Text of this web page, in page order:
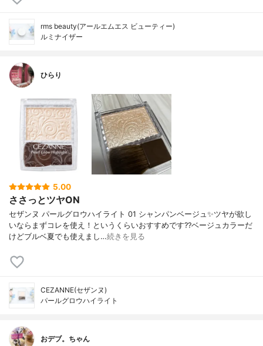
rms beauty(アールエムエス ビューティー)
ルミナイザー
ひらり
5.00
ささっとツヤON
セザンヌ パールグロウハイライト 01 シャンパンベージュ✨ツヤが欲し
いならまずコレを使え！というくらいおすすめです??ベージュカラーだ
けどブルベ夏でも使えまし…続きを見る
CEZANNE(セザンヌ)
パールグロウハイライト
おデブ。ちゃん